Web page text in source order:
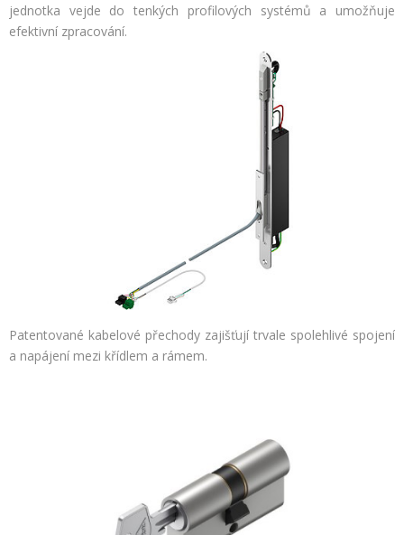
jednotka vejde do tenkých profilových systémů a umožňuje
efektivní zpracování.
Patentované kabelové přechody zajišťují trvale spolehlivé spojení
a napájení mezi křídlem a rámem.